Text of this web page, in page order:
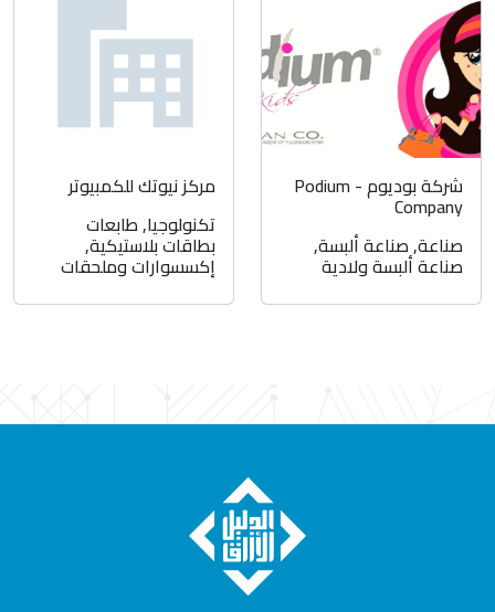
شركة بوديوم - Podium
Company
صناعة,صناعة ألبسة,
صناعة ألبسة ولادية
مركز نيوتك للكمبيوتر
تكنولوجيا,طابعات
بطاقات بلاستيكية,
إكسسوارات وملحقات